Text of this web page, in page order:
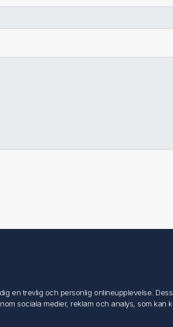
Mina
en trevlig och personlig onlineupplevelse.
sociala medier, reklam och analys, som